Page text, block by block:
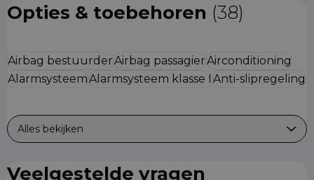
Opties & toebehoren (38)
Airbag bestuurderAirbag passagierAirconditioning
AlarmsysteemAlarmsysteem klasse I Anti-slipregeling
Alles bekijken
Veelgestelde vragen